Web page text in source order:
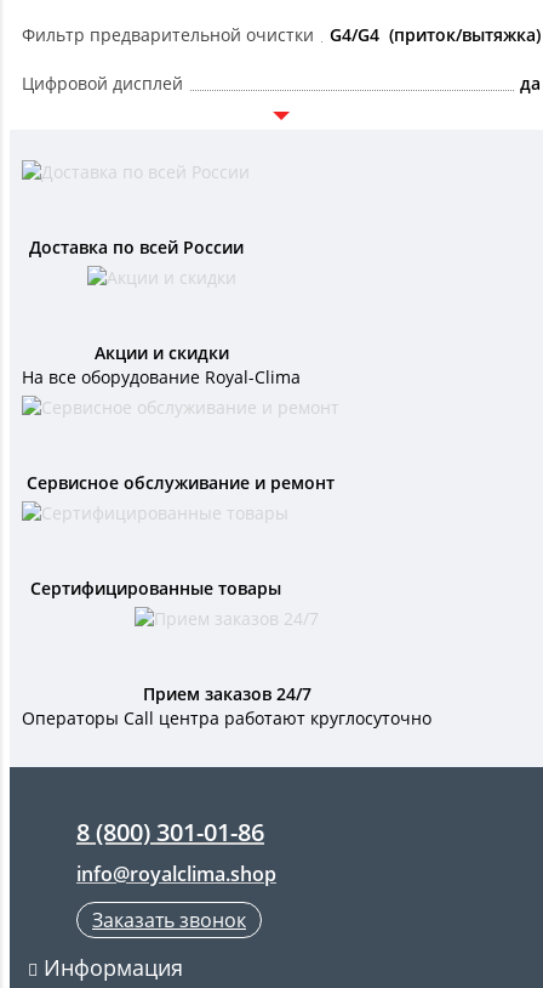
Фильтр предварительной очистки G4/G4 (приток/вытяжка)
Цифровой дисплей да
Доставка по всей России
Акции и скидки
На все оборудование Royal-Clima
Сервисное обслуживание и ремонт
Сертифицированные товары
Прием заказов 24/7
Операторы Call центра работают круглосуточно
8 (800) 301-01-86
info@royalclima.shop
Заказать звонок
Информация